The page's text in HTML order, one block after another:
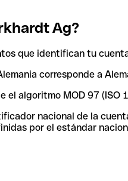
Ag?
que identifican tu
corresponde a
el algoritmo MOD 97
nacional de la
por el estándar